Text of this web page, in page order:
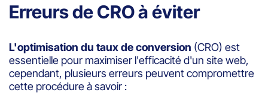
Erreurs de CRO à éviter
L'optimisation du taux de conversion (CRO) est
essentielle pour maximiser l'efficacité d'un site web,
cependant, plusieurs erreurs peuvent compromettre
cette procédure à savoir :